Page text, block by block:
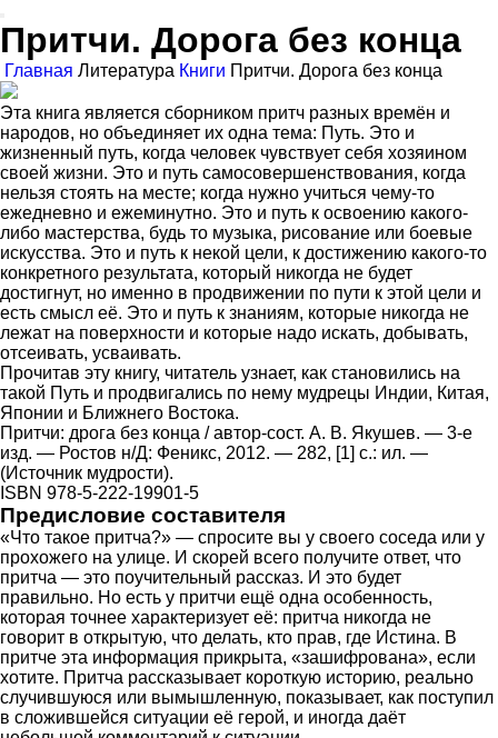
Притчи. Дорога без конца
Главная Литература Книги Притчи. Дорога без конца
Эта книга является сборником притч разных времён и
народов, но объединяет их одна тема: Путь. Это и
жизненный путь, когда человек чувствует себя хозяином
своей жизни. Это и путь самосовершенствования, когда
нельзя стоять на месте; когда нужно учиться чему-то
ежедневно и ежеминутно. Это и путь к освоению какого-
либо мастерства, будь то музыка, рисование или боевые
искусства. Это и путь к некой цели, к достижению какого-то
конкретного результата, который никогда не будет
достигнут, но именно в продвижении по пути к этой цели и
есть смысл её. Это и путь к знаниям, которые никогда не
лежат на поверхности и которые надо искать, добывать,
отсеивать, усваивать.
Прочитав эту книгу, читатель узнает, как становились на
такой Путь и продвигались по нему мудрецы Индии, Китая,
Японии и Ближнего Востока.
Притчи: дрога без конца / автор-сост. А. В. Якушев. — 3-е
изд. — Ростов н/Д: Феникс, 2012. — 282, [1] с.: ил. —
(Источник мудрости).
ISBN 978-5-222-19901-5
Предисловие составителя
«Что такое притча?» — спросите вы у своего соседа или у
прохожего на улице. И скорей всего получите ответ, что
притча — это поучительный рассказ. И это будет
правильно. Но есть у притчи ещё одна особенность,
которая точнее характеризует её: притча никогда не
говорит в открытую, что делать, кто прав, где Истина. В
притче эта информация прикрыта, «зашифрована», если
хотите. Притча рассказывает короткую историю, реально
случившуюся или вымышленную, показывает, как поступил
в сложившейся ситуации её герой, и иногда даёт